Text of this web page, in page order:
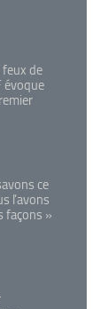
de
évoque
ce
l’avons
façons »